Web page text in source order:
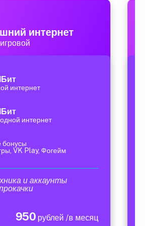
интернет
интернет
интернет
бонусы
VK Play, Фогейм
и аккаунты
950 рублей /в месяц